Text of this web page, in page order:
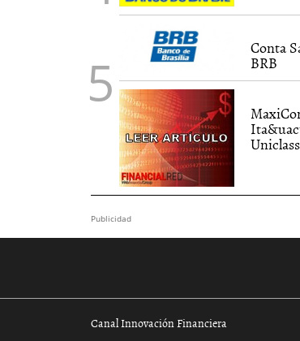
Conta
BRB
Uniclass
Publicidad
Canal Innovación Financiera